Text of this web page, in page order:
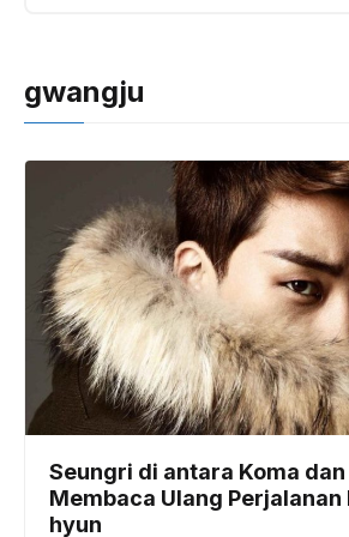
gwangju
Seungri di antara Koma
Membaca Ulang Perjalanan
hyun